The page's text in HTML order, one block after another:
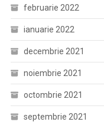
februarie 2022
ianuarie 2022
decembrie 2021
noiembrie 2021
octombrie 2021
septembrie 2021